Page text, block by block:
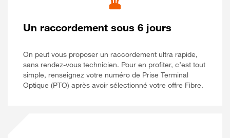
Un raccordement sous 6 jours
On peut vous proposer un raccordement ultra rapide,
sans rendez-vous technicien. Pour en profiter, c’est tout
simple, renseignez votre numéro de Prise Terminal
Optique (PTO) après avoir sélectionné votre offre Fibre.